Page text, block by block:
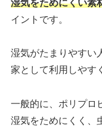
湿気をためにくい素
イントです。
湿気がたまりやすい
家として利用しやす
一般的に、ポリプロ
湿気をためにくく、